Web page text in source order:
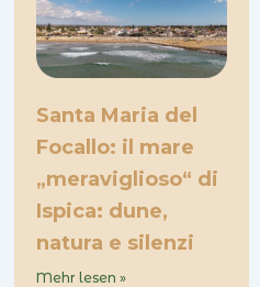
Santa Maria del
Focallo: il mare
„meraviglioso“ di
Ispica: dune,
natura e silenzi
Mehr lesen »